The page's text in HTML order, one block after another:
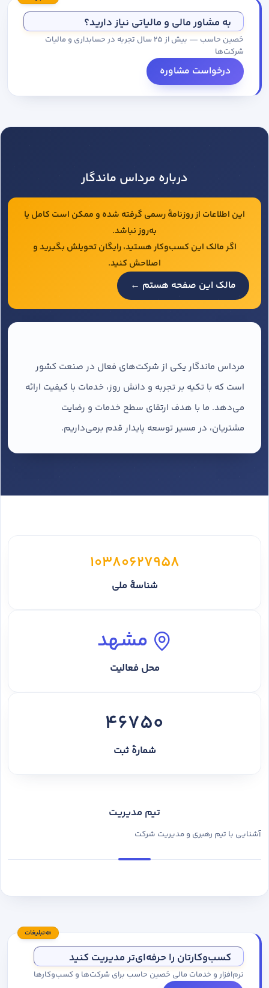
به مشاور مالی و مالیاتی نیاز دارید؟
حَصین حاسب — بیش از ۲۵ سال تجربه در حسابداری و مالیات
شرکت‌ها
درخواست مشاوره
درباره مرداس ماندگار
این اطلاعات از روزنامهٔ رسمی گرفته شده و ممکن است کامل یا
به‌روز نباشد.
اگر مالک این کسب‌وکار هستید، رایگان تحویلش بگیرید و
اصلاحش کنید.
مالک این صفحه هستم ←
مرداس ماندگار یکی از شرکت‌های فعال در صنعت کشور
است که با تکیه بر تجربه و دانش روز، خدمات با کیفیت ارائه
می‌دهد. ما با هدف ارتقای سطح خدمات و رضایت
مشتریان، در مسیر توسعه پایدار قدم برمی‌داریم.
10380627958
شناسهٔ ملی
مشهد
محل فعالیت
46750
شمارهٔ ثبت
تیم مدیریت
آشنایی با تیم رهبری و مدیریت شرکت
تبلیغات
کسب‌وکارتان را حرفه‌ای‌تر مدیریت کنید
نرم‌افزار و خدمات مالی حَصین حاسب برای شرکت‌ها و کسب‌وکارها